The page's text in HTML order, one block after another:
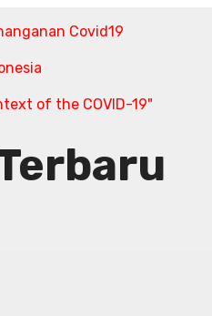
Covid19
of the COVID-19"